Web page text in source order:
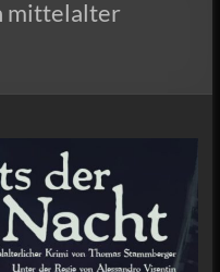
mittelalter